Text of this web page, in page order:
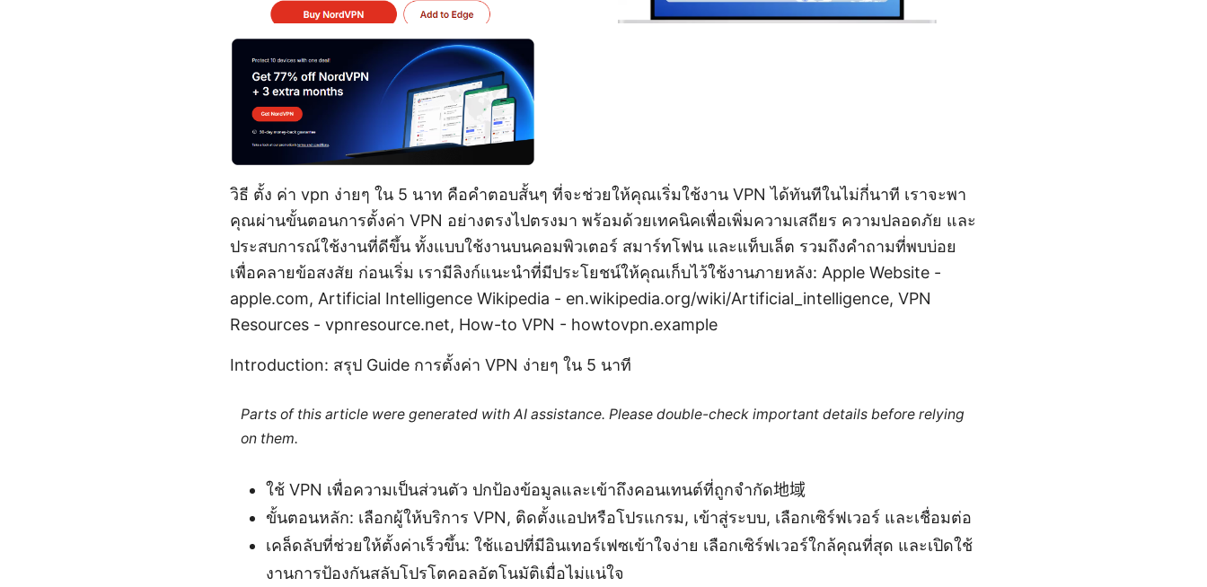
วิธี ตั้ง ค่า vpn ง่ายๆ ใน 5 นาท คือคำตอบสั้นๆ ที่จะช่วยให้คุณเริ่มใช้งาน VPN ได้ทันทีในไม่กี่นาที เราจะพา
คุณผ่านขั้นตอนการตั้งค่า VPN อย่างตรงไปตรงมา พร้อมด้วยเทคนิคเพื่อเพิ่มความเสถียร ความปลอดภัย และ
ประสบการณ์ใช้งานที่ดีขึ้น ทั้งแบบใช้งานบนคอมพิวเตอร์ สมาร์ทโฟน และแท็บเล็ต รวมถึงคำถามที่พบบ่อย
เพื่อคลายข้อสงสัย ก่อนเริ่ม เรามีลิงก์แนะนำที่มีประโยชน์ให้คุณเก็บไว้ใช้งานภายหลัง: Apple Website -
apple.com, Artificial Intelligence Wikipedia - en.wikipedia.org/wiki/Artificial_intelligence, VPN
Resources - vpnresource.net, How-to VPN - howtovpn.example
Introduction: สรุป Guide การตั้งค่า VPN ง่ายๆ ใน 5 นาที
Parts of this article were generated with AI assistance. Please double-check important details before relying
on them.
ใช้ VPN เพื่อความเป็นส่วนตัว ปกป้องข้อมูลและเข้าถึงคอนเทนต์ที่ถูกจำกัด地域
ขั้นตอนหลัก: เลือกผู้ให้บริการ VPN, ติดตั้งแอปหรือโปรแกรม, เข้าสู่ระบบ, เลือกเซิร์ฟเวอร์ และเชื่อมต่อ
เคล็ดลับที่ช่วยให้ตั้งค่าเร็วขึ้น: ใช้แอปที่มีอินเทอร์เฟซเข้าใจง่าย เลือกเซิร์ฟเวอร์ใกล้คุณที่สุด และเปิดใช้
งานการป้องกันสลับโปรโตคอลอัตโนมัติเมื่อไม่แน่ใจ